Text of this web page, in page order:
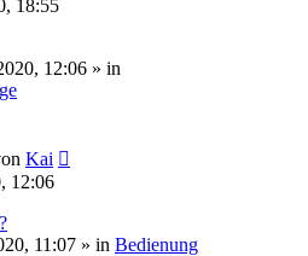
18:55
12:06 » in
Kai
12:06
11:07 » in Bedienung